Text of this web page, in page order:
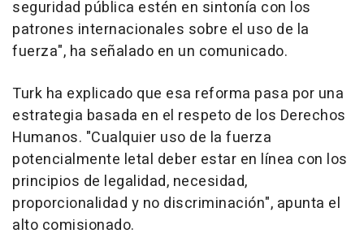
seguridad pública estén en sintonía con los
patrones internacionales sobre el uso de la
fuerza", ha señalado en un comunicado.
Turk ha explicado que esa reforma pasa por una
estrategia basada en el respeto de los Derechos
Humanos. "Cualquier uso de la fuerza
potencialmente letal deber estar en línea con los
principios de legalidad, necesidad,
proporcionalidad y no discriminación", apunta el
alto comisionado.